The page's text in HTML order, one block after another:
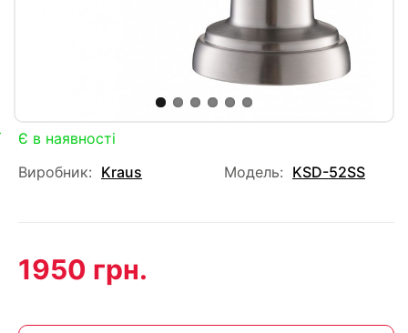
Є в наявності
Виробник: Kraus Модель: KSD-52SS
1950 грн.